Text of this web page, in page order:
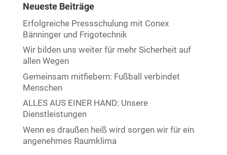
Neueste Beiträge
Erfolgreiche Pressschulung mit Conex
Bänninger und Frigotechnik
Wir bilden uns weiter für mehr Sicherheit auf
allen Wegen
Gemeinsam mitfiebern: Fußball verbindet
Menschen
ALLES AUS EINER HAND: Unsere
Dienstleistungen
Wenn es draußen heiß wird sorgen wir für ein
angenehmes Raumklima